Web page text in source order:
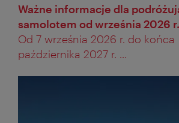
Ważne informacje dla
samolotem od września 2026 r.
Od 7 września 2026 r. do końca
października 2027 r. ...